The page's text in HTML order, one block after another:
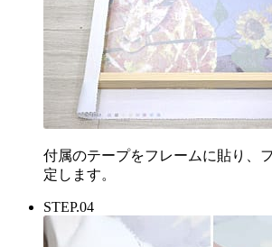
付属のテープをフレームに貼り、
定します。
STEP.04